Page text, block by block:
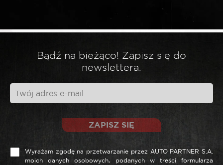
Twoja opinia*
Bądź na bieżąco! Zapisz się do
newslettera.
ZAPISZ SIĘ
Wyrażam zgodę na przetwarzanie przez AUTO PARTNER S.A.
moich danych osobowych, podanych w treści formularza